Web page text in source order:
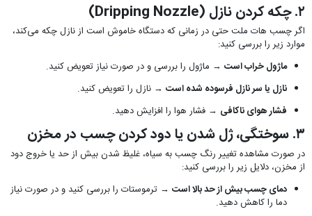
۲. چکه کردن نازل (Dripping Nozzle)
اگر چسب هات ملت حتی در زمانی که دستگاه خاموش است از نازل چکه می‌کند،
موارد زیر را بررسی کنید:
ماژول خراب است→ ماژول را بررسی و در صورت نیاز تعویض کنید.
نازل یا سر نازل فرسوده شده است→ نازل را تعویض کنید.
فشار هوای ناکافی → فشار هوا را افزایش دهید.
۳. سوختگی، ژل شدن یا دود کردن چسب در مخزن
در صورت مشاهده تغییر رنگ چسب به سیاه، غلیظ شدن بیش از حد یا خروج دود
از مخزن، دلایل زیر را بررسی کنید:
دمای چسب بیش از حد بالا است→ ترموستات را بررسی کنید و در صورت نیاز
دما را کاهش دهید.